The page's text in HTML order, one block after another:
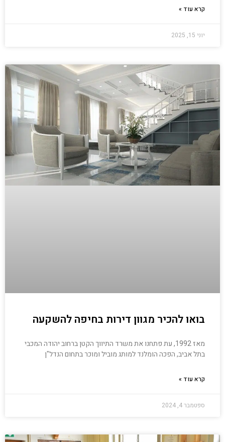
קרא עוד »
יוני 15, 2025
בואו להכיר מגוון דירות בחיפה להשקעה
מאז 1992, עת פתחנו את משרד התיווך הקטן ברחוב יהודה המכבי
בתל אביב, הפכה הומלנד למותג מוביל ומוכר בתחום הנדל"ן
קרא עוד »
ספטמבר 4, 2024